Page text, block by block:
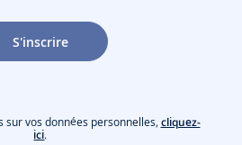
S'inscrire
sur vos données personnelles, cliquez-
ici.